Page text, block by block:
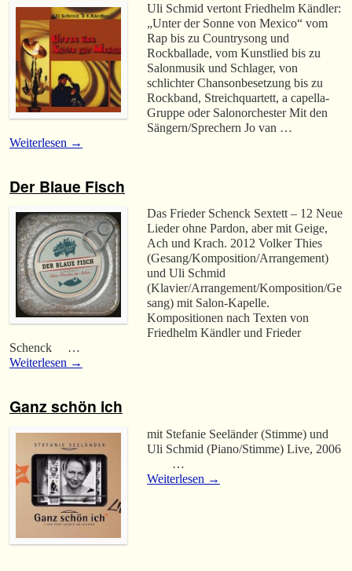
Uli Schmid vertont Friedhelm Kändler:
„Unter der Sonne von Mexico“ vom
Rap bis zu Countrysong und
Rockballade, vom Kunstlied bis zu
Salonmusik und Schlager, von
schlichter Chansonbesetzung bis zu
Rockband, Streichquartett, a capella-
Gruppe oder Salonorchester Mit den
Sängern/Sprechern Jo van …
Weiterlesen →
Der Blaue Fisch
Das Frieder Schenck Sextett – 12 Neue
Lieder ohne Pardon, aber mit Geige,
Ach und Krach. 2012 Volker Thies
(Gesang/Komposition/Arrangement)
und Uli Schmid
(Klavier/Arrangement/Komposition/Ge
sang) mit Salon-Kapelle.
Kompositionen nach Texten von
Friedhelm Kändler und Frieder
Schenck …
Weiterlesen →
Ganz schön ich
mit Stefanie Seeländer (Stimme) und
Uli Schmid (Piano/Stimme) Live, 2006
…
Weiterlesen →